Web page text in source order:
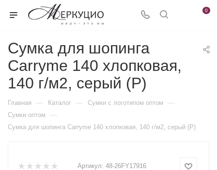
0
Сумка для шопинга
Carryme 140 хлопковая,
140 г/м2, серый (P)
Главная — Каталог — Сумки с логотипом оптом —
Сумки оптом —
Сумка для шопинга Carryme 140 хлопковая, 140 г/м2, серый (P)
Артикул: 48-26FY17916